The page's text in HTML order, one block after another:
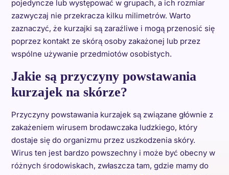
pojedyncze lub występować w grupach, a ich rozmiar
zazwyczaj nie przekracza kilku milimetrów. Warto
zaznaczyć, że kurzajki są zaraźliwe i mogą przenosić się
poprzez kontakt ze skórą osoby zakażonej lub przez
wspólne używanie przedmiotów osobistych.
Jakie są przyczyny powstawania
kurzajek na skórze?
Przyczyny powstawania kurzajek są związane głównie z
zakażeniem wirusem brodawczaka ludzkiego, który
dostaje się do organizmu przez uszkodzenia skóry.
Wirus ten jest bardzo powszechny i może być obecny w
różnych środowiskach, zwłaszcza tam, gdzie mamy do